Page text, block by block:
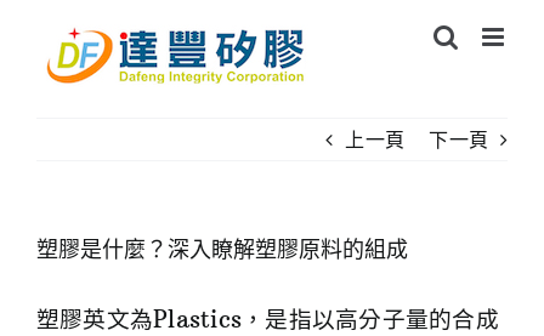
content
上一頁 下一頁
塑膠是什麼？深入瞭解塑膠原料的組成
塑膠英文為Plastics，是指以高分子量的合成